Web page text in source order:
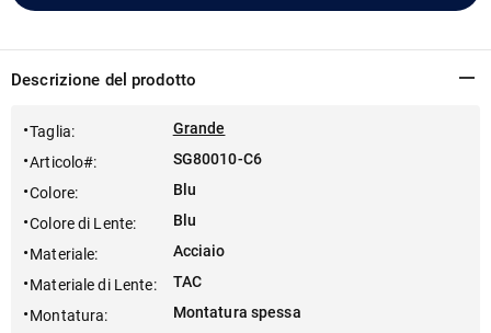
Descrizione del prodotto
Taglia:
Grande
Articolo#:
SG80010-C6
Colore:
Blu
Colore di Lente:
Blu
Materiale:
Acciaio
Materiale di Lente:
TAC
Montatura:
Montatura spessa